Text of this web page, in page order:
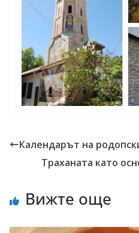
Календарът на
Траханата като
Вижте още